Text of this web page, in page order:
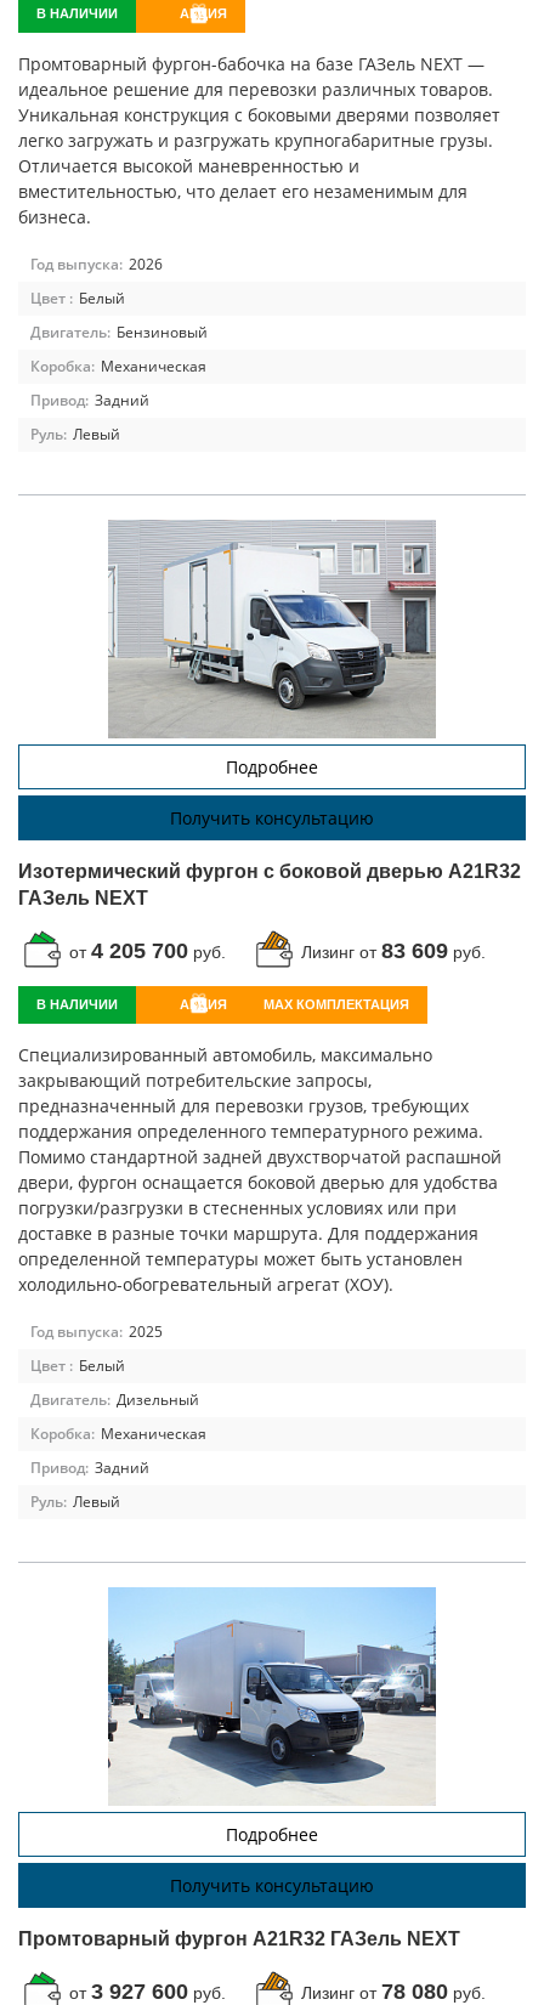
В НАЛИЧИИ АКЦИЯ
Промтоварный фургон-бабочка на базе ГАЗель NEXT —
идеальное решение для перевозки различных товаров.
Уникальная конструкция с боковыми дверями позволяет
легко загружать и разгружать крупногабаритные грузы.
Отличается высокой маневренностью и
вместительностью, что делает его незаменимым для
бизнеса.
Год выпуска: 2026
Цвет : Белый
Двигатель: Бензиновый
Коробка: Механическая
Привод: Задний
Руль: Левый
Подробнее
Получить консультацию
Изотермический фургон с боковой дверью A21R32
ГАЗель NEXT
от4 205 700 руб. Лизинг от83 609 руб.
В НАЛИЧИИ АКЦИЯ MAX КОМПЛЕКТАЦИЯ
Специализированный автомобиль, максимально
закрывающий потребительские запросы,
предназначенный для перевозки грузов, требующих
поддержания определенного температурного режима.
Помимо стандартной задней двухстворчатой распашной
двери, фургон оснащается боковой дверью для удобства
погрузки/разгрузки в стесненных условиях или при
доставке в разные точки маршрута. Для поддержания
определенной температуры может быть установлен
холодильно-обогревательный агрегат (ХОУ).
Год выпуска: 2025
Цвет : Белый
Двигатель: Дизельный
Коробка: Механическая
Привод: Задний
Руль: Левый
Подробнее
Получить консультацию
Промтоварный фургон A21R32 ГАЗель NEXT
от3 927 600 руб. Лизинг от78 080 руб.